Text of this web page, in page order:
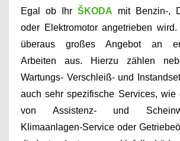
Egal ob Ihr ŠKODA
mit Benzin-,
oder Elektromotor angetrieben
überaus großes Angebot an
Arbeiten aus. Hierzu zählen
Wartungs- Verschleiß- und
auch sehr spezifische Services, wie
von Assistenz- und
Klimaanlagen-Service oder